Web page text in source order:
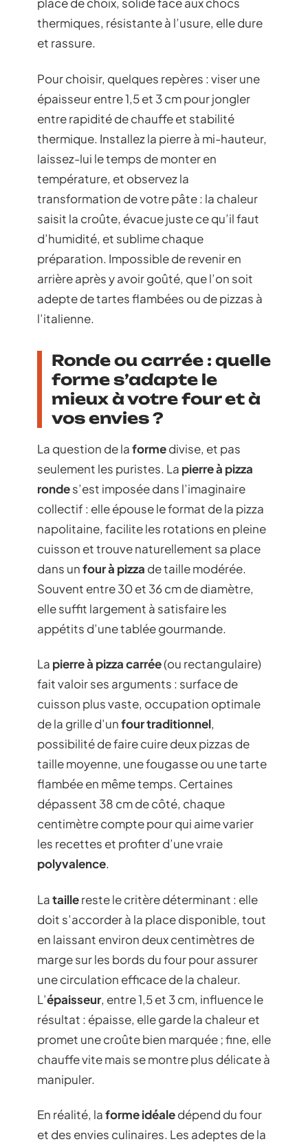
thermiques, résistante à l’usure, elle dure
et rassure.
Pour choisir, quelques repères : viser une
épaisseur entre 1,5 et 3 cm pour jongler
entre rapidité de chauffe et stabilité
thermique. Installez la pierre à mi-hauteur,
laissez-lui le temps de monter en
température, et observez la
transformation de votre pâte : la chaleur
saisit la croûte, évacue juste ce qu’il faut
d’humidité, et sublime chaque
préparation. Impossible de revenir en
arrière après y avoir goûté, que l’on soit
adepte de tartes flambées ou de pizzas à
l’italienne.
Ronde ou carrée : quelle
forme s’adapte le
mieux à votre four et à
vos envies ?
La question de laformedivise, et pas
seulement les puristes. La pierre à pizza
rondes’est imposée dans l’imaginaire
collectif : elle épouse le format de la pizza
napolitaine, facilite les rotations en pleine
cuisson et trouve naturellement sa place
dans unfour à pizza de taille modérée.
Souvent entre 30 et 36 cm de diamètre,
elle suffit largement à satisfaire les
appétits d’une tablée gourmande.
La pierre à pizza carrée(ou rectangulaire)
fait valoir ses arguments : surface de
cuisson plus vaste, occupation optimale
de la grille d’unfour traditionnel,
possibilité de faire cuire deux pizzas de
taille moyenne, une fougasse ou une tarte
flambée en même temps. Certaines
dépassent 38 cm de côté, chaque
centimètre compte pour qui aime varier
les recettes et profiter d’une vraie
polyvalence.
Lataillereste le critère déterminant : elle
doit s’accorder à la place disponible, tout
en laissant environ deux centimètres de
marge sur les bords du four pour assurer
une circulation efficace de la chaleur.
L’épaisseur, entre 1,5 et 3 cm, influence le
résultat : épaisse, elle garde la chaleur et
promet une croûte bien marquée ; fine, elle
chauffe vite mais se montre plus délicate à
manipuler.
En réalité, laforme idéaledépend du four
et des envies culinaires. Les adeptes de la